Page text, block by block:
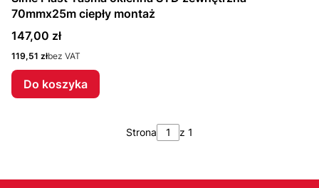
70mmx25m ciepły montaż
Cena
147,00 zł
Cena
119,51 złbez VAT
Do koszyka
Strona z 1